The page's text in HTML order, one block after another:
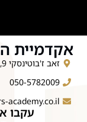
אקדמיית
זאב ז'בוטינסקי 9, בני ברק
050-5782009
academy.co.il
עקבו